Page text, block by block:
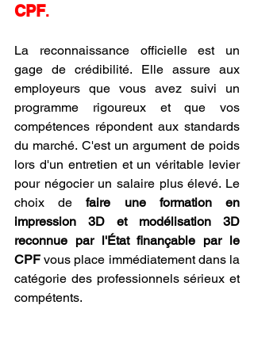
CPF.
La reconnaissance officielle est un
gage de crédibilité. Elle assure aux
employeurs que vous avez suivi un
programme rigoureux et que vos
compétences répondent aux standards
du marché. C'est un argument de poids
lors d'un entretien et un véritable levier
pour négocier un salaire plus élevé. Le
choix de faire une formation en
impression 3D et modélisation 3D
reconnue par l'État finançable par le
CPF vous place immédiatement dans la
catégorie des professionnels sérieux et
compétents.